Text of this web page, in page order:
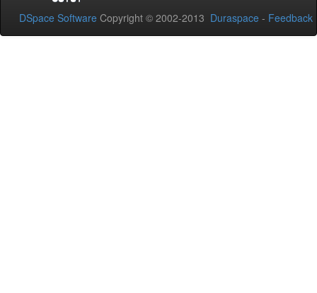
DSpace Software Copyright © 2002-2013 Duraspace - Feedback